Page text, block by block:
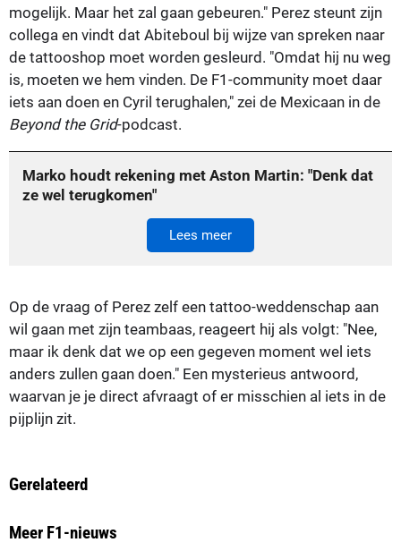
mogelijk. Maar het zal gaan gebeuren." Perez steunt zijn
collega en vindt dat Abiteboul bij wijze van spreken naar
de tattooshop moet worden gesleurd. "Omdat hij nu weg
is, moeten we hem vinden. De F1-community moet daar
iets aan doen en Cyril terughalen," zei de Mexicaan in de
Beyond the Grid-podcast.
Marko houdt rekening met Aston Martin: "Denk dat
ze wel terugkomen"
Lees meer
Op de vraag of Perez zelf een tattoo-weddenschap aan
wil gaan met zijn teambaas, reageert hij als volgt: "Nee,
maar ik denk dat we op een gegeven moment wel iets
anders zullen gaan doen." Een mysterieus antwoord,
waarvan je je direct afvraagt of er misschien al iets in de
pijplijn zit.
Gerelateerd
Meer F1-nieuws